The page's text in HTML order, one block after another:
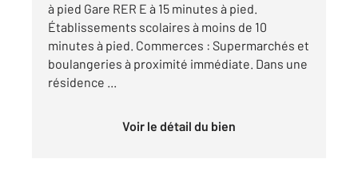
à pied Gare RER E à 15 minutes à pied.
Établissements scolaires à moins de 10
minutes à pied. Commerces : Supermarchés et
boulangeries à proximité immédiate. Dans une
résidence ...
Voir le détail du bien